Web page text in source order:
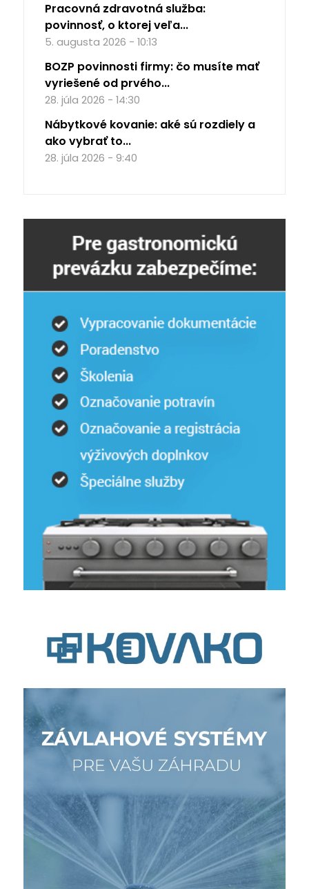
Pracovná zdravotná služba:
povinnosť, o ktorej veľa...
5. augusta 2026 - 10:13
BOZP povinnosti firmy: čo musíte mať
vyriešené od prvého...
28. júla 2026 - 14:30
Nábytkové kovanie: aké sú rozdiely a
ako vybrať to...
28. júla 2026 - 9:40